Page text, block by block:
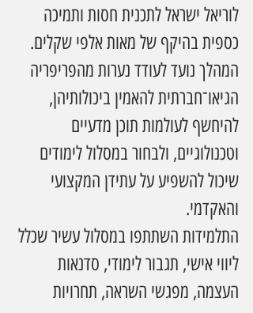
לוריאל ישראל לתכנית חסות ותמיכה
כספית בהיקף של מאות אלפי שקלים.
המהלך נועד לעודד נערות מהפריפריה
הגיאו־חברתית להאמין ביכולותיהן,
להיחשף לעולמות תוכן מדעיים
וטכנולוגיים, ולבחור במסלול לימודים
שיכול להשפיע על עתידן המקצועי
והאקדמי.
התלמידות השתתפו במסלול עשיר שכלל
ליווי אישי, תגבור לימודי, סדנאות
העצמה, מפגשי השראה, תחרויות